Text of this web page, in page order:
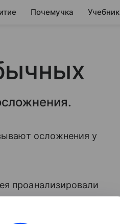
Почемучка Учебник
осложнения у
проанализировали
во время